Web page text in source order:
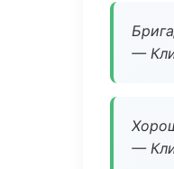
—
—